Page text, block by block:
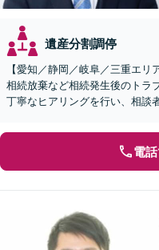
遺産分割調停
【愛知／静岡／岐阜／三重エリ
相続放棄など相続発生後のトラ
丁寧なヒアリングを行い、相談
電